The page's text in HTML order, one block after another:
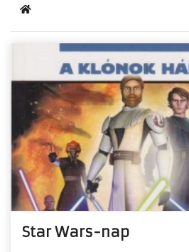
Kezdőlap
Star Wars-nap